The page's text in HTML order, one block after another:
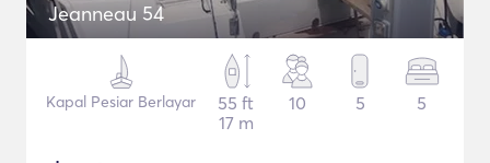
Jeanneau 54
Kapal Pesiar Berlayar
55 ft
17 m
10 5 5